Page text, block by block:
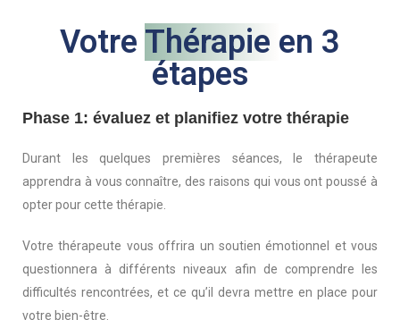
Votre Thérapie en 3
étapes
Phase 1: évaluez et planifiez votre thérapie
Durant les quelques premières séances, le thérapeute
apprendra à vous connaître, des raisons qui vous ont poussé à
opter pour cette thérapie.
Votre thérapeute vous offrira un soutien émotionnel et vous
questionnera à différents niveaux afin de comprendre les
difficultés rencontrées, et ce qu’il devra mettre en place pour
votre bien-être.